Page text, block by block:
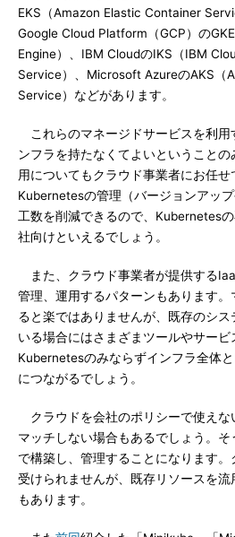
EKS（Amazon Elastic Container
Google Cloud Platform（GCP）の
Engine）、IBM CloudのIKS（IBM
Service）、Microsoft AzureのAKS（
Service）などがあります。
これらのマネージドサービスを利用
ンフラを持たなくてよいということ
用についてもクラウド事業者にお任せ
Kubernetesの管理（バージョンアッ
工数を削減できるので、Kubernetes
社向けといえるでしょう。
また、クラウド事業者が提供する
管理、運用するパターンもあります
ると楽ではありませんが、既存のシ
いる場合にはさまざまツールやサービ
Kubernetesのみならずインフラ全体
につながるでしょう。
クラウドを会社のポリシーで使えな
マッチしない場合もあるでしょう。
で構築し、管理することになります
受けられませんが、既存リソースを流
もあります。